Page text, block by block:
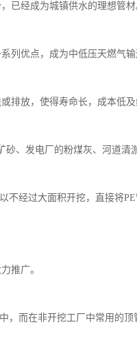
已经成为城镇供水的理想管材
列优点，成为中低压天燃气输
排放，使得寿命长，成本低及
、发电厂的粉煤灰、河道清
不经过大面积开挖，直接将
推广。
，而在非开挖工厂中常用的